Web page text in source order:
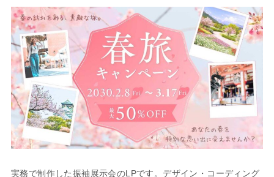
実務で制作した振袖展示会のLPです。デザイン・コーディング